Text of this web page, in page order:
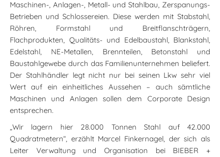
Maschinen-, Anlagen-, Metall- und Stahlbau, Zerspanungs-
Betrieben und Schlossereien. Diese werden mit Stabstahl,
Röhren, Formstahl und Breitflanschträgern,
Flachprodukten, Qualitäts- und Edelbaustahl, Blankstahl,
Edelstahl, NE-Metallen, Brennteilen, Betonstahl und
Baustahlgewebe durch das Familienunternehmen beliefert.
Der Stahlhändler legt nicht nur bei seinen Lkw sehr viel
Wert auf ein einheitliches Aussehen – auch sämtliche
Maschinen und Anlagen sollen dem Corporate Design
entsprechen.
„Wir lagern hier 28.000 Tonnen Stahl auf 42.000
Quadratmetern“, erzählt Marcel Finkernagel, der sich als
Leiter Verwaltung und Organisation bei BIEBER +